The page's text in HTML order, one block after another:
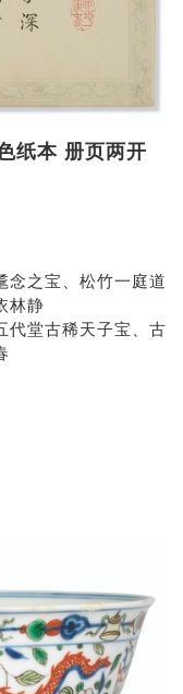
纸本 册页两开
念之宝、松竹一庭道
林静
代堂古稀天子宝、古